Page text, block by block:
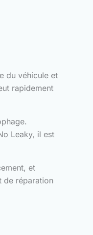
du véhicule et
rapidement
Leaky, il est
et
de réparation